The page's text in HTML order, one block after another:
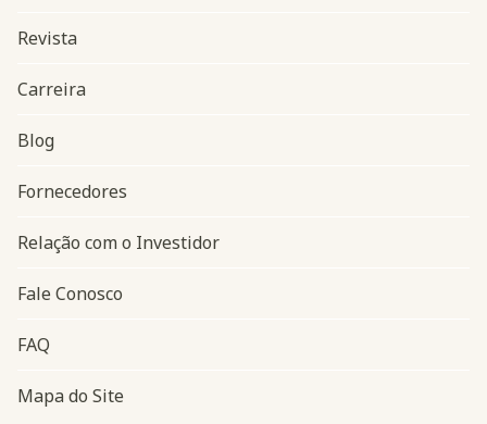
Navegação do rodapé
Revista
Carreira
Blog
Fornecedores
Relação com o Investidor
Fale Conosco
FAQ
Mapa do Site